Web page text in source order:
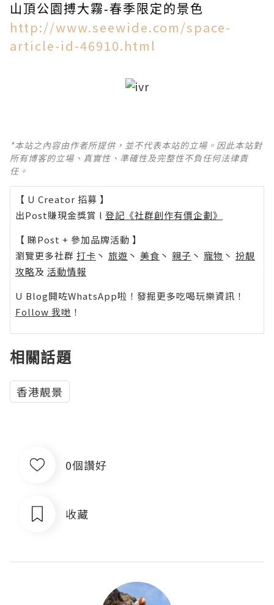
山頂公園搏大霧-春季限定的景色
http://www.seewide.com/space-
article-id-46910.html
*本站之內容由作者所提供，並不代表本站的立場。因此本站對
所有博客的立場、真實性、準確性及完整性不負任何法律責
任。
【 U Creator 招募 】
出Post賺現金獎賞 l 登記《社群創作有價企劃》
【 睇Post + 參加品牌活動 】
瀏覽更多社群 打卡 丶 旅遊 丶 美食 丶 親子 丶 寵物 丶 扮靚
攻略及 活動情報
U Blog開咗WhatsApp啦！發掘更多吃喝玩樂資訊！
Follow 我哋 ！
相關話題
香港靚景
0個讚好
收藏